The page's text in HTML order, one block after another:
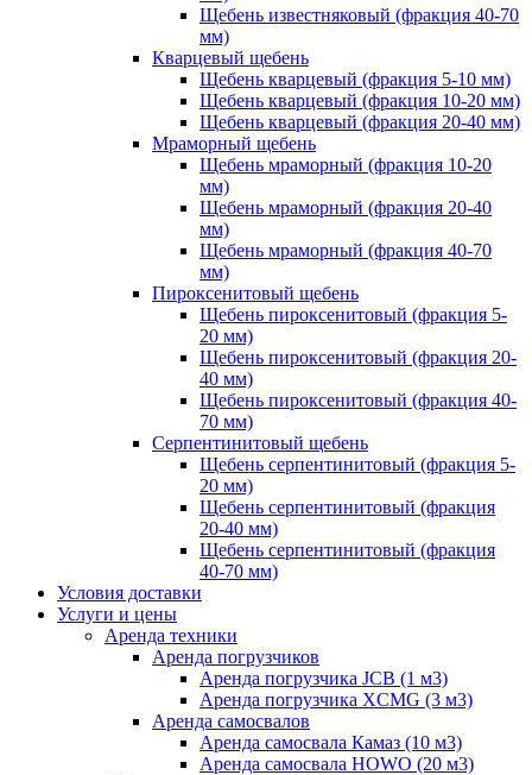
Щебень известняковый (фракция 40-70
мм)
Кварцевый щебень
Щебень кварцевый (фракция 5-10 мм)
Щебень кварцевый (фракция 10-20 мм)
Щебень кварцевый (фракция 20-40 мм)
Мраморный щебень
Щебень мраморный (фракция 10-20
мм)
Щебень мраморный (фракция 20-40
мм)
Щебень мраморный (фракция 40-70
мм)
Пироксенитовый щебень
Щебень пироксенитовый (фракция 5-
20 мм)
Щебень пироксенитовый (фракция 20-
40 мм)
Щебень пироксенитовый (фракция 40-
70 мм)
Серпентинитовый щебень
Щебень серпентинитовый (фракция 5-
20 мм)
Щебень серпентинитовый (фракция
20-40 мм)
Щебень серпентинитовый (фракция
40-70 мм)
Условия доставки
Услуги и цены
Аренда техники
Аренда погрузчиков
Аренда погрузчика JCB (1 м3)
Аренда погрузчика XCMG (3 м3)
Аренда самосвалов
Аренда самосвала Камаз (10 м3)
Аренда самосвала HOWO (20 м3)